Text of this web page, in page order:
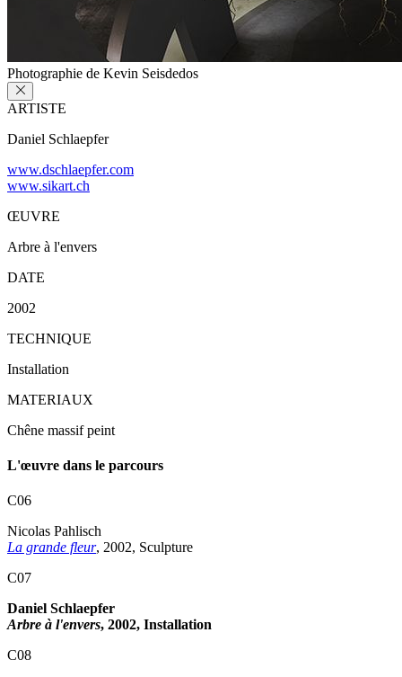
Photographie de Kevin Seisdedos
ARTISTE
Daniel Schlaepfer
www.dschlaepfer.com
www.sikart.ch
ŒUVRE
Arbre à l'envers
DATE
2002
TECHNIQUE
Installation
MATERIAUX
Chêne massif peint
L'œuvre dans le parcours
C06
Nicolas Pahlisch
La grande fleur, 2002, Sculpture
C07
Daniel Schlaepfer
Arbre à l'envers, 2002, Installation
C08